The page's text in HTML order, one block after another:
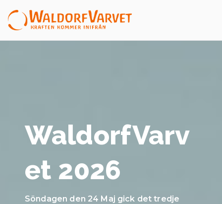
till
innehåll
WaldorfVarv
et 2026
Söndagen den 24 Maj gick det tredje